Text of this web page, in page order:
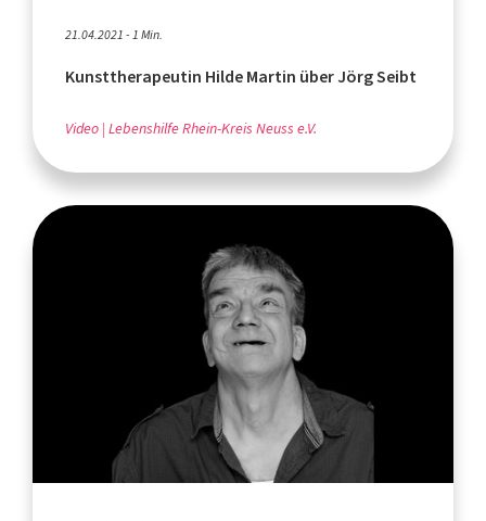
21.04.2021 - 1 Min.
Kunsttherapeutin Hilde Martin über Jörg Seibt
Video Lebenshilfe Rhein-Kreis Neuss e.V.